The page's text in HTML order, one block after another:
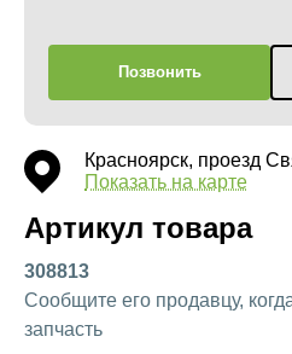
Позвонить
Красноярск, проезд
Показать на карте
Артикул товара
308813
Сообщите его продавцу,
запчасть